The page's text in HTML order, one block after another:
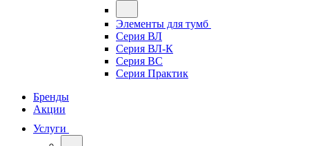
Элементы для тумб
Серия ВЛ
Серия ВЛ-К
Серия ВС
Серия Практик
Бренды
Акции
Услуги